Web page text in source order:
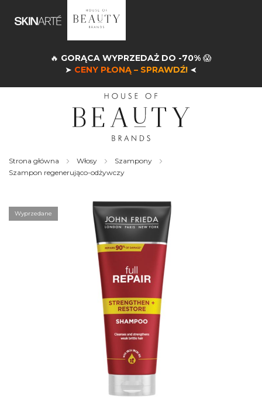
🔥 GORĄCA WYPRZEDAŻ DO -70% 😱
➤ CENY PŁONĄ – SPRAWDŹ! ➤
Strona główna Włosy
Szampony
Szampon regenerująco-odżywczy
the
end
Wyprzedane